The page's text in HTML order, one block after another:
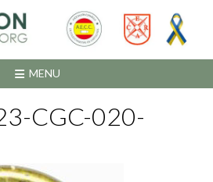
MENU
CGC-020-